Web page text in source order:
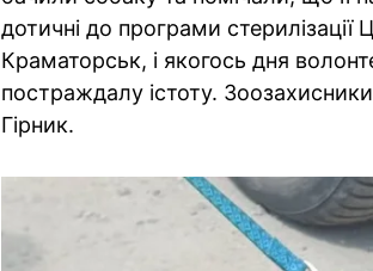
дотичні до програми
Краматорськ, і якогось дня
постраждалу істоту.
Гірник.